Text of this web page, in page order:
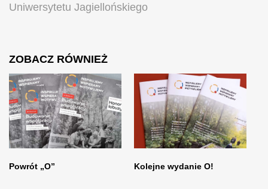
ZOBACZ RÓWNIEŻ
Kolejne wydanie O!
Powrót „O”
Uniwersytetu Jagiellońskiego